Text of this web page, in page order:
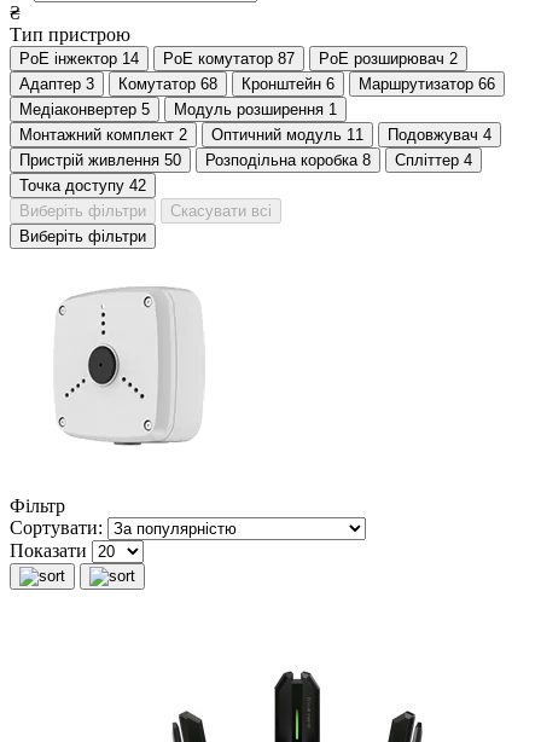
₴
Тип пристрою
PoE інжектор 14 PoE комутатор 87 PoE розширювач 2
Адаптер 3 Комутатор 68 Кронштейн 6 Маршрутизатор 66
Медіаконвертер 5 Модуль розширення 1
Монтажний комплект 2 Оптичний модуль 11 Подовжувач 4
Пристрій живлення 50 Розподільна коробка 8 Спліттер 4
Точка доступу 42
Виберіть фільтри
Скасувати всі
Виберіть фільтри
Фільтр
Сортувати:
Показати